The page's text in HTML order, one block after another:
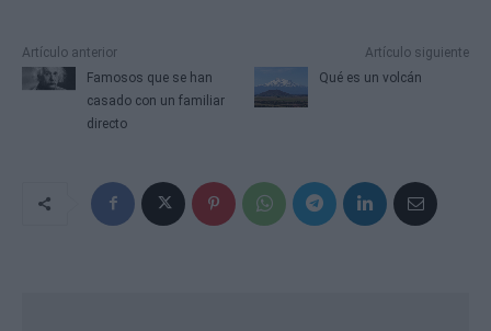
Artículo anterior
Famosos que se han
casado con un familiar
directo
Artículo siguiente
Qué es un volcán